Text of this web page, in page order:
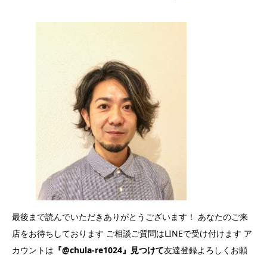
最後まで読んでいただきありがとうございます！ あなたのご来
店をお待ちしております ご相談ご質問はLINEで受け付けます ア
カウントは 『@chula-re1024』見つけて友達登録よろしくお願